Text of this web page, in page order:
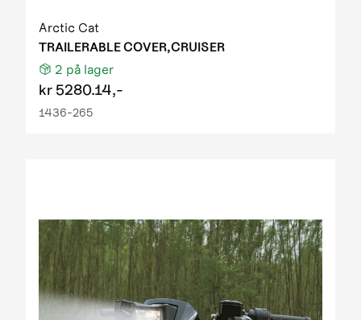
Arctic Cat
TRAILERABLE COVER,CRUISER
2 på lager
kr 5280.14,-
1436-265